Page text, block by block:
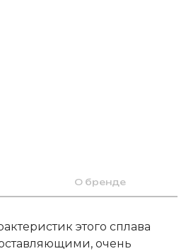
О бренде
этого сплава
очень